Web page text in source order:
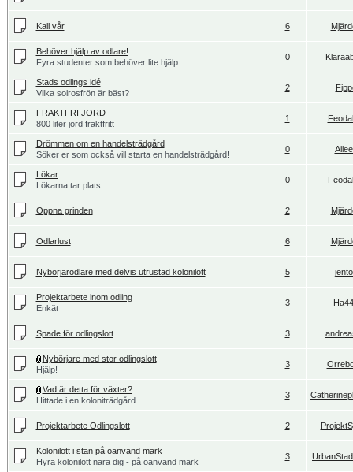
Kall vår 6
Behöver hjälp av odlare!
Fyra studenter som behöver lite hjälp
0
Stads odlings idé
Vilka solrosfrön är bäst?
2
FRAKTFRI JORD
800 liter jord fraktfritt
1
Drömmen om en handelsträdgård
Söker er som också vill starta en handelsträdgård!
0
Lökar
Lökarna tar plats
0
Öppna grinden 2
Odlarlust 6
Nybörjarodlare med delvis utrustad kolonilott 5
Projektarbete inom odling
Enkät
3
Spade för odlingslott 3
Nybörjare med stor odlingslott
Hjälp!
3
Vad är detta för växter?
Hittade i en koloniträdgård
3
Projektarbete Odlingslott 2
Kolonilott i stan på oanvänd mark
Hyra kolonilott nära dig - på oanvänd mark
3